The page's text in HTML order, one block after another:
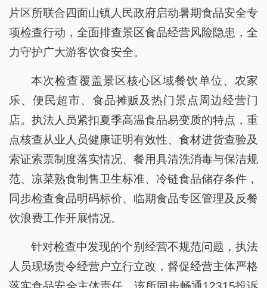
片区所联合四面山镇人民政府启动暑期食品安全专
项检查行动，全面排查景区食品经营风险隐患，全
力守护广大游客饮食安全。
本次检查覆盖景区核心区域餐饮单位、农家
乐、便民超市、食品摊贩及热门景点周边经营门
店。执法人员紧扣夏季高温食品易变质的特点，重
点核查从业人员健康证明有效性、食材进货查验及
索证索票制度落实情况、餐用具清洗消毒与保洁规
范、凉菜熟食制售卫生标准、冷链食品储存条件，
同步检查食品明码标价、临期食品专区管理及反餐
饮浪费工作开展情况。
针对检查中发现的个别经营不规范问题，执法
人员现场责令经营户立行立改，督促经营主体严格